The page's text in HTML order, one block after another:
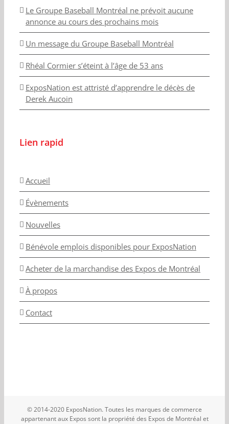
Le Groupe Baseball Montréal ne prévoit aucune
annonce au cours des prochains mois
Un message du Groupe Baseball Montréal
Rhéal Cormier s’éteint à l’âge de 53 ans
ExposNation est attristé d’apprendre le décès de
Derek Aucoin
Lien rapid
Accueil
Évènements
Nouvelles
Bénévole emplois disponibles pour ExposNation
Acheter de la marchandise des Expos de Montréal
À propos
Contact
© 2014-2020 ExposNation. Toutes les marques de commerce
appartenant aux Expos sont la propriété des Expos de Montréal et